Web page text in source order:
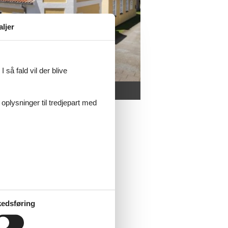
fra en turbåd.
er det gengivet ud fra
over området.
så fald vil der blive
til tredjepart med